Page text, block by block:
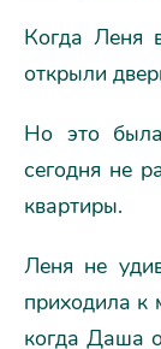
Когда Леня
открыли
Но это
сегодня не
квартиры.
Леня не
приходила к
когда Даша